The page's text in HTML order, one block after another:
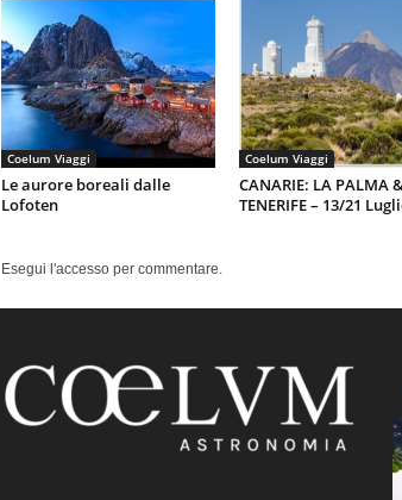
Coelum Viaggi
Le aurore boreali dalle
Lofoten
Coelum Viaggi
CANARIE: LA PALMA
TENERIFE – 13/21
Esegui l'accesso per commentare.